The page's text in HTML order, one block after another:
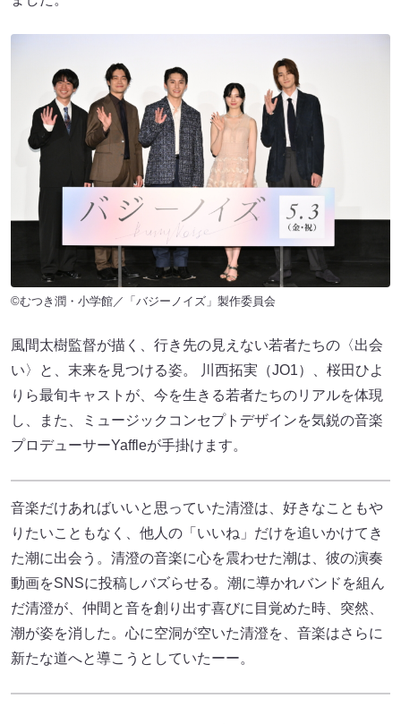
©むつき潤・小学館／「バジーノイズ」製作委員会
風間太樹監督が描く、行き先の見えない若者たちの〈出会
い〉と、末来を見つける姿。 川西拓実（JO1）、桜田ひよ
りら最旬キャストが、今を生きる若者たちのリアルを体現
し、また、ミュージックコンセプトデザインを気鋭の音楽
プロデューサーYaffleが手掛けます。
音楽だけあればいいと思っていた清澄は、好きなこともや
りたいこともなく、他人の「いいね」だけを追いかけてき
た潮に出会う。清澄の音楽に心を震わせた潮は、彼の演奏
動画をSNSに投稿しバズらせる。潮に導かれバンドを組ん
だ清澄が、仲間と音を創り出す喜びに目覚めた時、突然、
潮が姿を消した。心に空洞が空いた清澄を、音楽はさらに
新たな道へと導こうとしていたーー。